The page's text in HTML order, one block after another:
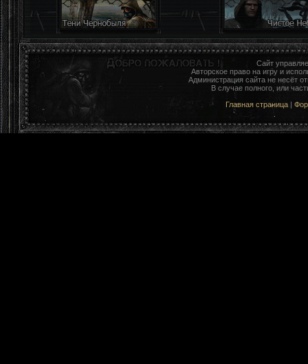
Сайт
Авторское право на игру и
Администрация сайта не несёт
В случае полного, или
Главная страница |